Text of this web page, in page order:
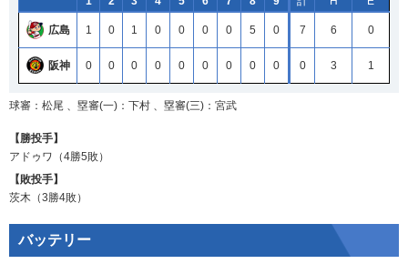
広島 1 0 1 0 0 0 0 5 0 7 6 0
阪神 0 0 0 0 0 0 0 0 0 0 3 1
球審：松尾 、塁審(一)：下村 、塁審(三)：宮武
【勝投手】
アドゥワ （4勝5敗）
【敗投手】
茨木 （3勝4敗）
バッテリー